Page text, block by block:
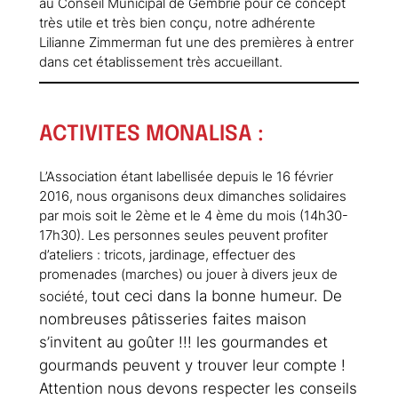
au Conseil Municipal de Gembrie pour ce concept
très utile et très bien conçu, notre adhérente
Lilianne Zimmerman fut une des premières à entrer
dans cet établissement très accueillant.
ACTIVITES MONALISA :
L’Association étant labellisée depuis le 16 février
2016, nous organisons deux dimanches solidaires
par mois soit le 2ème et le 4 ème du mois (14h30-
17h30). Les personnes seules peuvent profiter
d’ateliers : tricots, jardinage, effectuer des
promenades (marches) ou jouer à divers jeux de
société, tout ceci dans la bonne humeur. De
nombreuses pâtisseries faites maison
s’invitent au goûter !!! les gourmandes et
gourmands peuvent y trouver leur compte !
Attention nous devons respecter les conseils